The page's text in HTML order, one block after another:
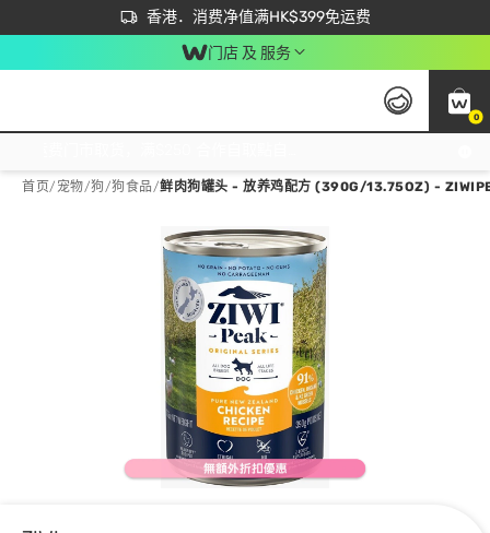
香港．消费净值满HK$399免运费
立即成为易赏钱会员尽享独家优惠
首次APP下单买满$450 输入 NEWAPP 即减$50
门店 及 服务
0
首页/ 宠物/狗/狗食品/鲜肉狗罐头 - 放养鸡配方 (390G/13.75OZ) -